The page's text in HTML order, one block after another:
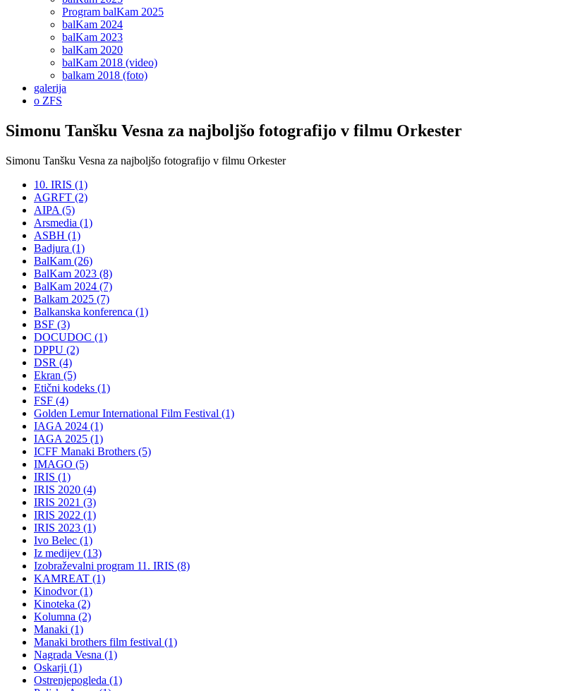
Program balKam 2025
balKam 2024
balKam 2023
balKam 2020
balKam 2018 (video)
balkam 2018 (foto)
galerija
o ZFS
Simonu Tanšku Vesna za najboljšo fotografijo v filmu Orkester
Simonu Tanšku Vesna za najboljšo fotografijo v filmu Orkester
10. IRIS (1)
AGRFT (2)
AIPA (5)
Arsmedia (1)
ASBH (1)
Badjura (1)
BalKam (26)
BalKam 2023 (8)
BalKam 2024 (7)
Balkam 2025 (7)
Balkanska konferenca (1)
BSF (3)
DOCUDOC (1)
DPPU (2)
DSR (4)
Ekran (5)
Etični kodeks (1)
FSF (4)
Golden Lemur International Film Festival (1)
IAGA 2024 (1)
IAGA 2025 (1)
ICFF Manaki Brothers (5)
IMAGO (5)
IRIS (1)
IRIS 2020 (4)
IRIS 2021 (3)
IRIS 2022 (1)
IRIS 2023 (1)
Ivo Belec (1)
Iz medijev (13)
Izobraževalni program 11. IRIS (8)
KAMREAT (1)
Kinodvor (1)
Kinoteka (2)
Kolumna (2)
Manaki (1)
Manaki brothers film festival (1)
Nagrada Vesna (1)
Oskarji (1)
Ostrenjepogleda (1)